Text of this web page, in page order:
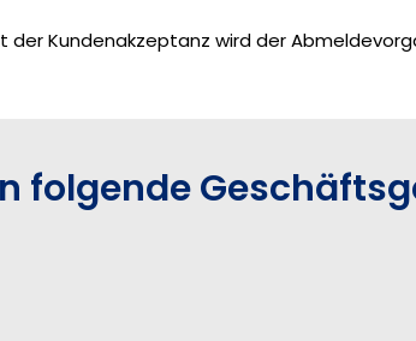
der Kundenakzeptanz wird der
folgende